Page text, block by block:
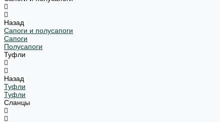
Назад
Сапоги и полусапоги
Сапоги
Полусапоги
Туфли
Назад
Туфли
Туфли
Сланцы